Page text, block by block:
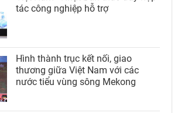
tác công nghiệp hỗ trợ
Hình thành trục kết nối, giao
thương giữa Việt Nam với các
nước tiểu vùng sông Mekong